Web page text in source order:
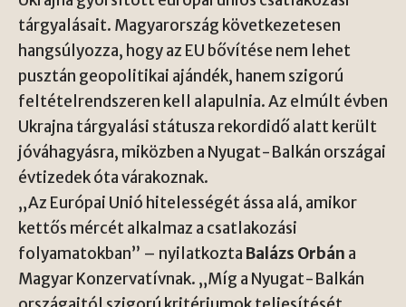
tárgyalásait. Magyarország következetesen
hangsúlyozza, hogy az EU bővítése nem lehet
pusztán geopolitikai ajándék, hanem szigorú
feltételrendszeren kell alapulnia. Az elmúlt évben
Ukrajna tárgyalási státusza rekordidő alatt került
jóváhagyásra, miközben a Nyugat-Balkán országai
évtizedek óta várakoznak.
„Az Európai Unió hitelességét ássa alá, amikor
kettős mércét alkalmaz a csatlakozási
folyamatokban” – nyilatkozta Balázs Orbán a
Magyar Konzervatívnak. „Míg a Nyugat-Balkán